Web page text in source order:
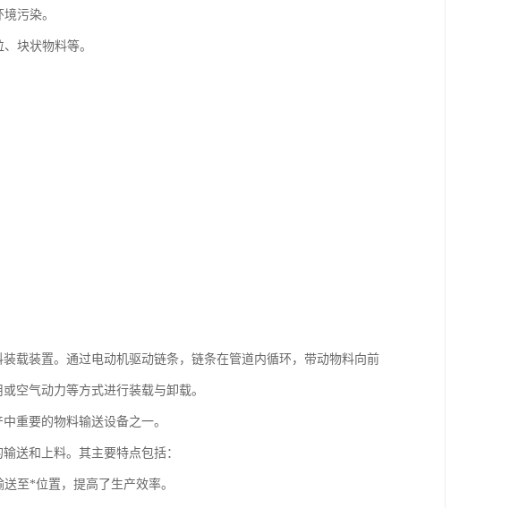
污染。
块状物料等。
载装置。通过电动机驱动链条，链条在管道内循环，带动物料向前
空气动力等方式进行装载与卸载。
重要的物料输送设备之一。
送和上料。其主要特点包括：
至*位置，提高了生产效率。